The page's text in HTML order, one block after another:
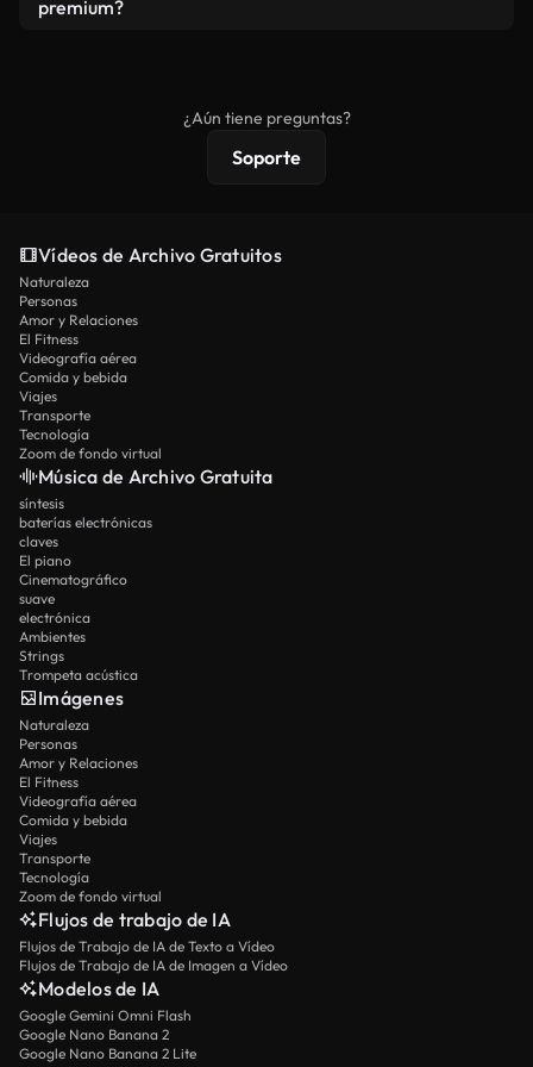
premium?
protecciones de licencia extendidas.
¿Aún tiene preguntas?
Soporte
Vídeos de Archivo Gratuitos
Naturaleza
Personas
Amor y Relaciones
El Fitness
Videografía aérea
Comida y bebida
Viajes
Transporte
Tecnología
Zoom de fondo virtual
Música de Archivo Gratuita
síntesis
baterías electrónicas
claves
El piano
Cinematográfico
suave
electrónica
Ambientes
Strings
Trompeta acústica
Imágenes
Naturaleza
Personas
Amor y Relaciones
El Fitness
Videografía aérea
Comida y bebida
Viajes
Transporte
Tecnología
Zoom de fondo virtual
Flujos de trabajo de IA
Flujos de Trabajo de IA de Texto a Vídeo
Flujos de Trabajo de IA de Imagen a Vídeo
Modelos de IA
Google Gemini Omni Flash
Google Nano Banana 2
Google Nano Banana 2 Lite